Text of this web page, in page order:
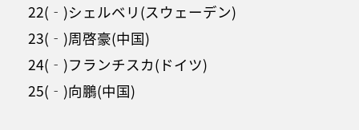
22(‐)シェルベリ(スウェーデン)
23(‐)周啓豪(中国)
24(‐)フランチスカ(ドイツ)
25(‐)向鵬(中国)